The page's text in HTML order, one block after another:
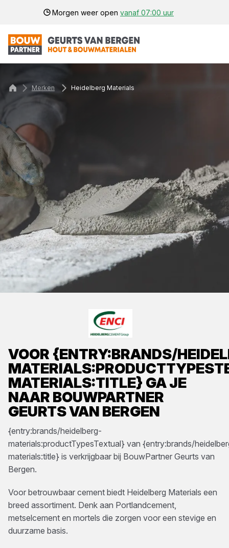
Morgen weer open vanaf 07:00 uur
VOOR {ENTRY:BRANDS/
MATERIALS:TITLE} GA JE
NAAR BOUWPARTNER
GEURTS VAN BERGEN
{entry:brands/heidelberg-
materials:productTypesTextual} van {entry:brands/
materials:title} is verkrijgbaar bij BouwPartner Geurts van
Bergen.
Voor betrouwbaar cement biedt Heidelberg Materials een
breed assortiment. Denk aan Portlandcement,
metselcement en mortels die zorgen voor een stevige en
duurzame basis.
Merken Heidelberg Materials